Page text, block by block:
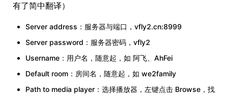
有了简中翻译）
Server address：服务器与端口，vfly2.cn:8999
Server password：服务器密码，vfly2
Username：用户名，随意起，如 阿飞、AhFei
Default room：房间名，随意起，如 we2family
Path to media player：选择播放器，左键点击 Browse，找